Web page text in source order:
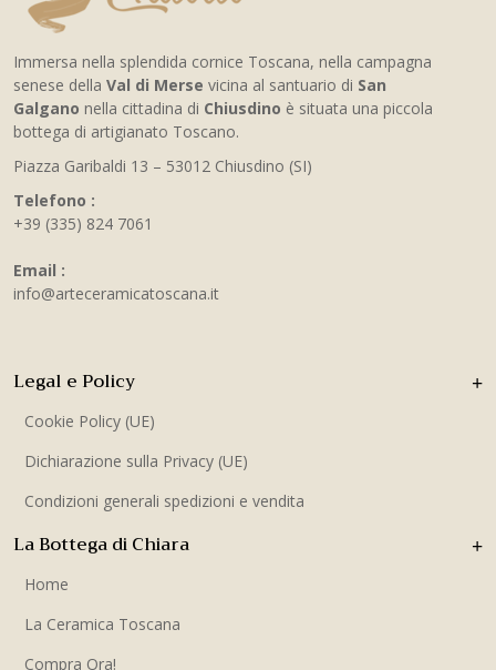
Immersa nella splendida cornice Toscana, nella campagna
senese della Val di Merse vicina al santuario di San
Galgano nella cittadina di Chiusdino è situata una piccola
bottega di artigianato Toscano.
Piazza Garibaldi 13 – 53012 Chiusdino (SI)
Telefono :
+39 (335) 824 7061
Email :
info@arteceramicatoscana.it
La Bottega di Chiara
Home
La Ceramica Toscana
Compra Ora!
Legal e Policy
Cookie Policy (UE)
Dichiarazione sulla Privacy (UE)
Condizioni generali spedizioni e vendita